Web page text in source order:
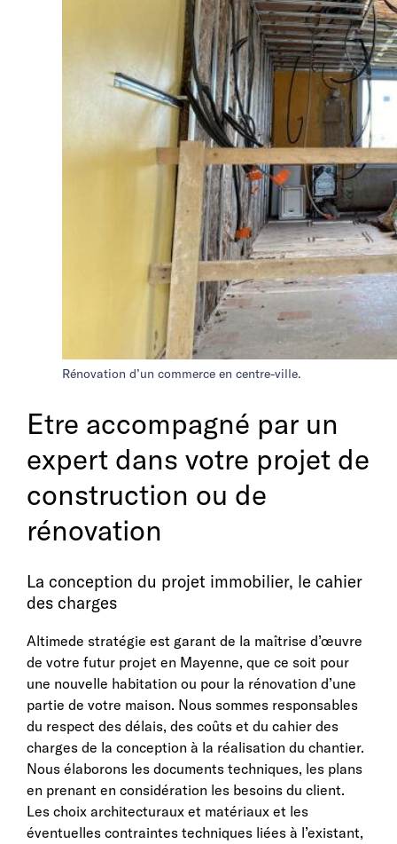
Rénovation d’un commerce en centre-ville.
Etre accompagné par un
expert dans votre projet de
construction ou de
rénovation
La conception du projet immobilier, le cahier
des charges
Altimede stratégie est garant de la maîtrise d’œuvre
de votre futur projet en Mayenne, que ce soit pour
une nouvelle habitation ou pour la rénovation d’une
partie de votre maison. Nous sommes responsables
du respect des délais, des coûts et du cahier des
charges de la conception à la réalisation du chantier.
Nous élaborons les documents techniques, les plans
en prenant en considération les besoins du client.
Les choix architecturaux et matériaux et les
éventuelles contraintes techniques liées à l’existant,